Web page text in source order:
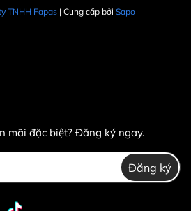
TNHH Fapas | Cung cấp bởi Sapo
mãi đặc biệt? Đăng ký ngay.
Đăng ký